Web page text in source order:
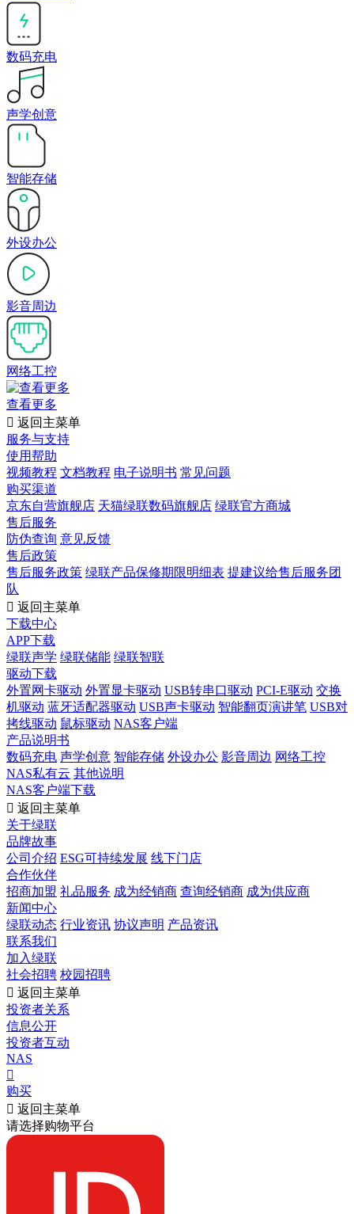
数码充电
声学创意
智能存储
外设办公
影音周边
网络工控
查看更多
 返回主菜单
服务与支持
使用帮助
视频教程 文档教程 电子说明书 常见问题
购买渠道
京东自营旗舰店 天猫绿联数码旗舰店 绿联官方商城
售后服务
防伪查询 意见反馈
售后政策
售后服务政策 绿联产品保修期限明细表 提建议给售后服务团
队
 返回主菜单
下载中心
APP下载
绿联声学 绿联储能 绿联智联
驱动下载
外置网卡驱动 外置显卡驱动 USB转串口驱动 PCI-E驱动 交换
机驱动 蓝牙适配器驱动 USB声卡驱动 智能翻页演讲笔 USB对
拷线驱动 鼠标驱动 NAS客户端
产品说明书
数码充电 声学创意 智能存储 外设办公 影音周边 网络工控
NAS私有云 其他说明
NAS客户端下载
 返回主菜单
关于绿联
品牌故事
公司介绍 ESG可持续发展 线下门店
合作伙伴
招商加盟 礼品服务 成为经销商 查询经销商 成为供应商
新闻中心
绿联动态 行业资讯 协议声明 产品资讯
联系我们
加入绿联
社会招聘 校园招聘
 返回主菜单
投资者关系
信息公开
投资者互动
NAS

购买
 返回主菜单
请选择购物平台